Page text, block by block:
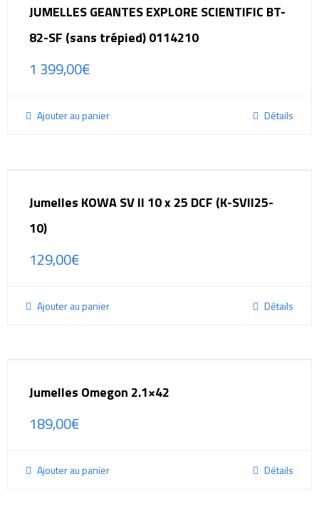
JUMELLES GEANTES EXPLORE SCIENTIFIC BT-
82-SF (sans trépied) 0114210
1 399,00€
Ajouter au panier Détails
Jumelles KOWA SV II 10 x 25 DCF (K-SVII25-
10)
129,00€
Ajouter au panier Détails
Jumelles Omegon 2.1×42
189,00€
Ajouter au panier Détails